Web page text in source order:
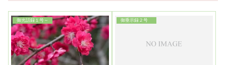
御光話録１号～ 御垂示録２号